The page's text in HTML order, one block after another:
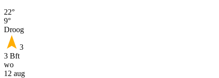
22°
9°
Droog
3
3 Bft
wo
12 aug